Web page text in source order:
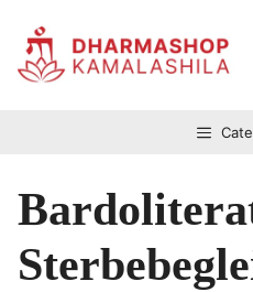
Inhalt
springen